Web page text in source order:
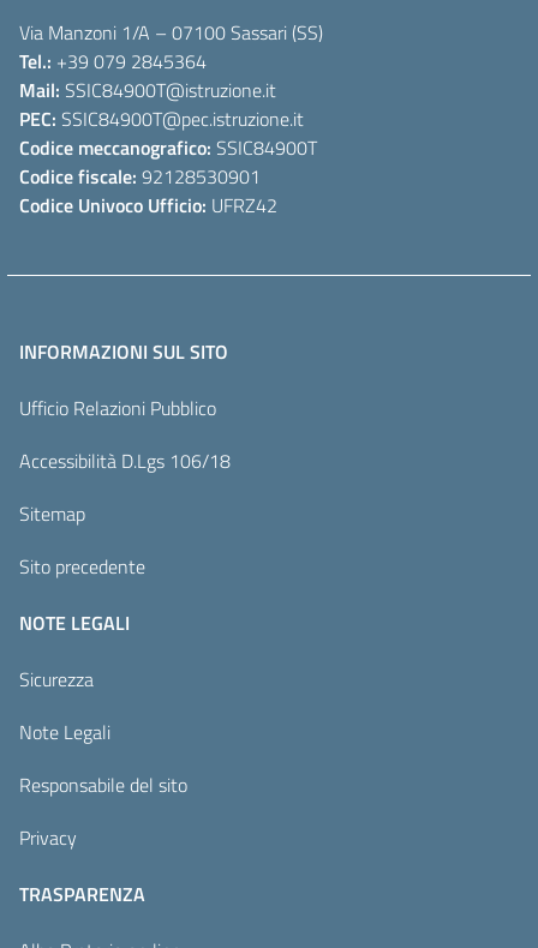
Via Manzoni 1/A – 07100 Sassari (SS)
Tel.: +39 079 2845364
Mail: SSIC84900T@istruzione.it
PEC: SSIC84900T@pec.istruzione.it
Codice meccanografico: SSIC84900T
Codice fiscale: 92128530901
Codice Univoco Ufficio: UFRZ42
INFORMAZIONI SUL SITO
Ufficio Relazioni Pubblico
Accessibilità D.Lgs 106/18
Sitemap
Sito precedente
NOTE LEGALI
Sicurezza
Note Legali
Responsabile del sito
Privacy
TRASPARENZA